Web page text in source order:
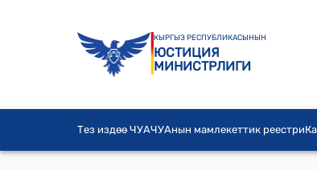
КЫРГЫЗ РЕСПУБЛИКАСЫНЫН
ЮСТИЦИЯ
МИНИСТРЛИГИ
Тез издөө ЧУАЧУАнын мамлекеттик реестри